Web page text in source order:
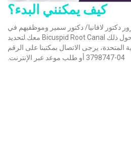
كيف يمكنني البدء؟
لافانيا/ دكتور سمير وموظفيهم في
كوزموكير مناقشة التفاصيل حول ذلك Bicuspid Root Canal معك.لتحديد
المتحدة، يرجى الاتصال بمكتبنا على الرقم
04-3798747 أو طلب موعد عبر الإنترنت.